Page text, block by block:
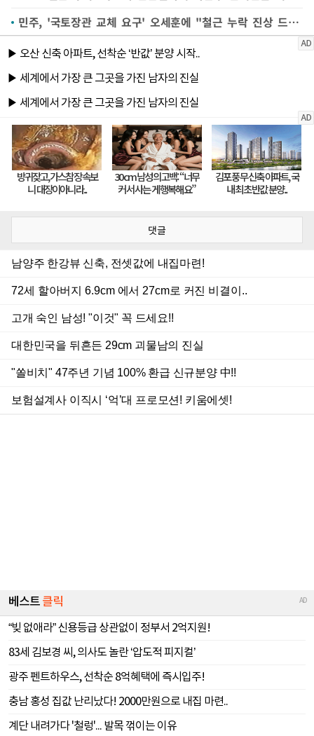
민주, '국토장관 교체 요구' 오세훈에 "철근 누락 진상 드러날까 두렵나"
댓글